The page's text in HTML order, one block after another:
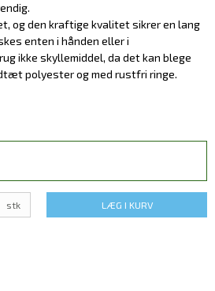
og den kraftige kvalitet sikrer en lang
enten i hånden eller i
ikke skyllemiddel, da det kan blege
polyester og med rustfri ringe.
stk LÆG I KURV